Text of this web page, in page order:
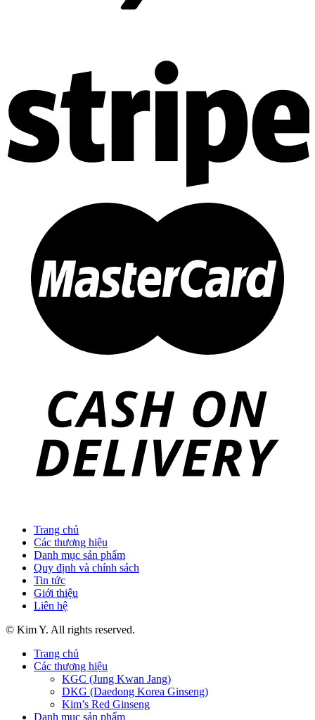
Trang chủ
Các thương hiệu
Danh mục sản phẩm
Quy định và chính sách
Tin tức
Giới thiệu
Liên hệ
© Kim Y. All rights reserved.
Trang chủ
Các thương hiệu
KGC (Jung Kwan Jang)
DKG (Daedong Korea Ginseng)
Kim’s Red Ginseng
Danh mục sản phẩm